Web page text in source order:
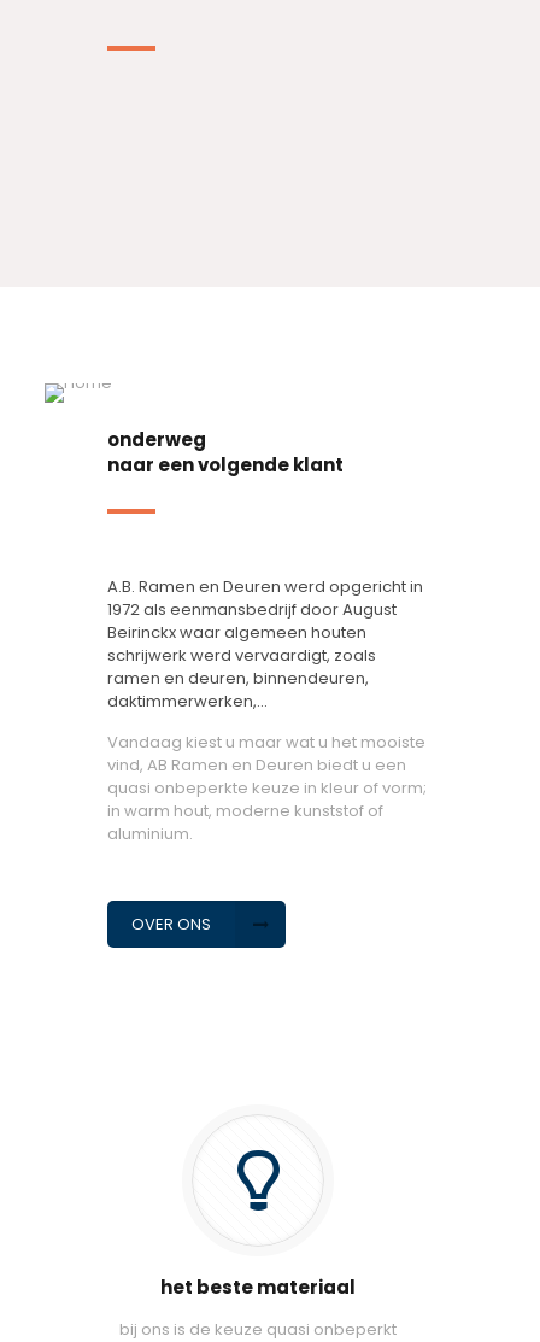
onderweg
naar een volgende klant
A.B. Ramen en Deuren werd opgericht in
1972 als eenmansbedrijf door August
Beirinckx waar algemeen houten
schrijwerk werd vervaardigt, zoals
ramen en deuren, binnendeuren,
daktimmerwerken,…
Vandaag kiest u maar wat u het mooiste
vind, AB Ramen en Deuren biedt u een
quasi onbeperkte keuze in kleur of vorm;
in warm hout, moderne kunststof of
aluminium.
OVER ONS
het beste materiaal
bij ons is de keuze quasi onbeperkt